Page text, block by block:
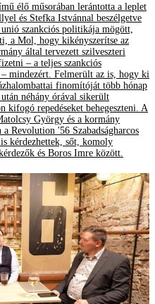
élő műsorában lerántotta a leplet
és Stefka Istvánnal beszélgetve
szankciós politikája mögött,
a Mol, hogy kikényszerítse az
által tervezett szilveszteri
– a teljes szankciós
mindezért. Felmerült az is, hogy ki
finomítóját több hónap
után néhány órával sikerült
kifogó repedéseket behegeszteni. A
György és a kormány
Revolution '56 Szabadságharcos
kérdezhettek, sőt, komoly
és Boros Imre között.